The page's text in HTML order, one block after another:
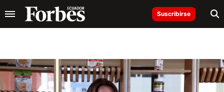
Suscribirse